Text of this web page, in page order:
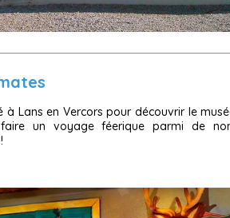
Lans en Vercors pour découvrir le
un voyage féerique parmi de